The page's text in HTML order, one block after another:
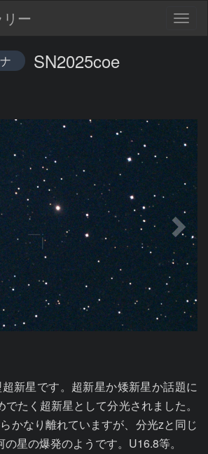
ー
SN2025coe
新星です。超新星か矮新星か話題に
たく超新星として分光されました。
かなり離れていますが、分光zと同じ
星の爆発のようです。U16.8等。